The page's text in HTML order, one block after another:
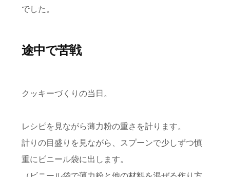
でした。
途中で苦戦
クッキーづくりの当日。
レシピを見ながら薄力粉の重さを計ります。
計りの目盛りを見ながら、スプーンで少しずつ慎
重にビニール袋に出します。